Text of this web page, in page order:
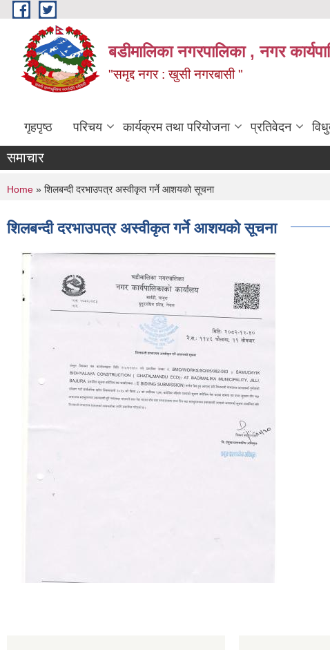
Skip to main content
बडीमालिका नगरपालिका , नगर
"समृद्द नगर : खुसी नगरबासी "
गृहपृष्ठ परिचय कार्यक्रम तथा परियोजना प्रतिवेदन
समाचार
You are here
Home » शिलबन्दी दरभाउपत्र अस्वीकृत गर्ने आशयको सूचना
शिलबन्दी दरभाउपत्र अस्वीकृत गर्ने आशयको सूचना